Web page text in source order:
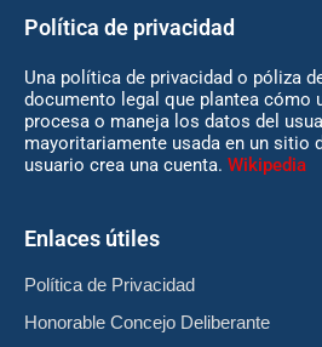
Política de privacidad
Una política de privacidad o póliza
documento legal que plantea cómo
procesa o maneja los datos del
mayoritariamente usada en un sitio
usuario crea una cuenta. Wikipedia
Enlaces útiles
Política de Privacidad
Honorable Concejo Deliberante